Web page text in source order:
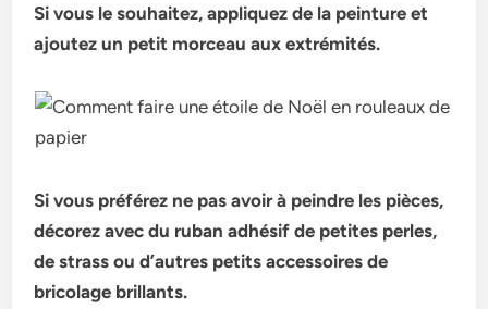
Si vous le souhaitez, appliquez de la peinture et
ajoutez un petit morceau aux extrémités.
Si vous préférez ne pas avoir à peindre les pièces,
décorez avec du ruban adhésif de petites perles,
de strass ou d’autres petits accessoires de
bricolage brillants.